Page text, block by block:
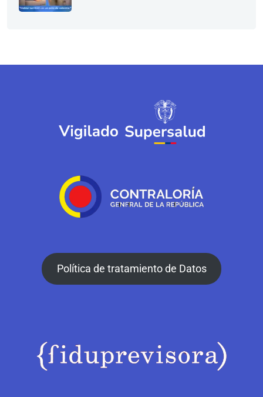
Política de tratamiento de Datos